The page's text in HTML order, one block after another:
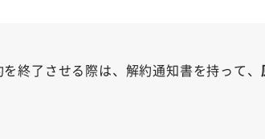
終了させる際は、解約通知書を持って、